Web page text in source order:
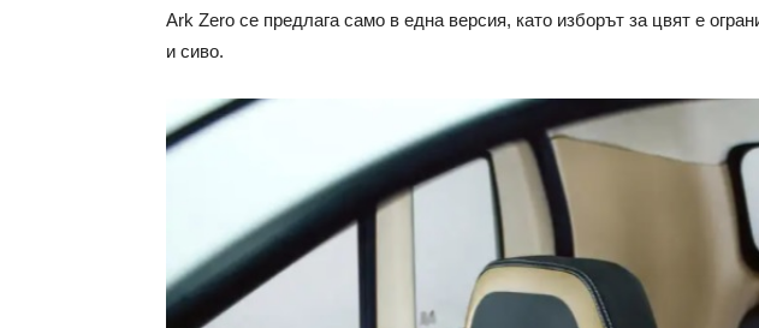
Ark Zero се предлага само в една версия, като изборът за цвят е
и сиво.